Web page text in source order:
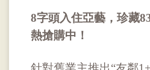
8字頭入住亞藝，珍藏
熱搶購中！